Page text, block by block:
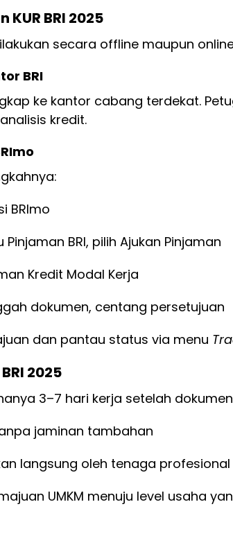
BRI 2025
secara offline maupun
BRI
ke kantor cabang terdekat.
kredit.
BRImo
Pinjaman BRI, pilih Ajukan Pinjaman
Kredit Modal Kerja
dokumen, centang persetujuan
dan pantau status via menu
2025
3–7 hari kerja setelah
jaminan tambahan
langsung oleh tenaga
UMKM menuju level usaha